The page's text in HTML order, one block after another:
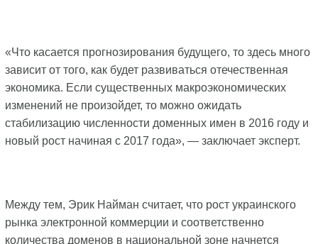
«Что касается прогнозирования будущего, то здесь много
зависит от того, как будет развиваться отечественная
экономика. Если существенных макроэкономических
изменений не произойдет, то можно ожидать
стабилизацию численности доменных имен в 2016 году и
новый рост начиная с 2017 года», — заключает эксперт.
Между тем, Эрик Найман считает, что рост украинского
рынка электронной коммерции и соответственно
количества доменов в национальной зоне начнется